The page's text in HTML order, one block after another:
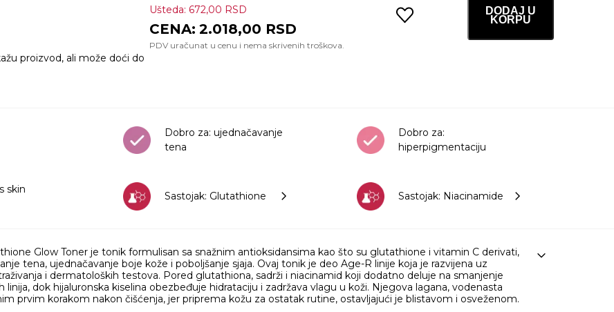
Ušteda: 672,00 RSD
2.018,00 RSD
Age-
DODAJ U
KORPU
proizvod, ali može doći do
Dobro za: ujednačavanje
tena
Dobro za:
hiperpigmentaciju
skin
Sastojak: Glutathione Sastojak: Niacinamide
Glow Toner je tonik formulisan sa snažnim antioksidansima kao što su glutathione i vitamin C derivati,
tena, ujednačavanje boje kože i poboljšanje sjaja. Ovaj tonik je deo Age-R linije koja je razvijena uz
i dermatoloških testova. Pored glutathiona, sadrži i niacinamid koji dodatno deluje na smanjenje
dok hijaluronska kiselina obezbeđuje hidrataciju i zadržava vlagu u koži. Njegova lagana, vodenasta
prvim korakom nakon čišćenja, jer priprema kožu za ostatak rutine, ostavljajući je blistavom i osveženom.